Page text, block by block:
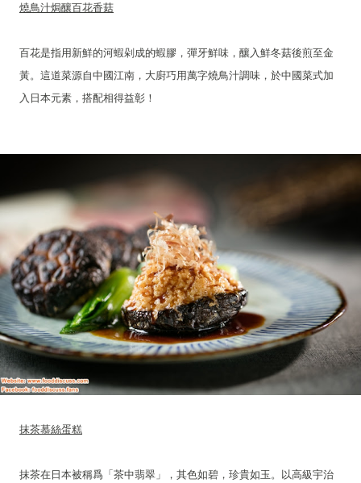
燒鳥汁焗釀百花香菇
百花是指用新鮮的河蝦剁成的蝦膠，彈牙鮮味，釀入鮮冬菇後煎至金
黃。這道菜源自中國江南，大廚巧用萬字燒鳥汁調味，於中國菜式加
入日本元素，搭配相得益彰！
抹茶慕絲蛋糕
抹茶在日本被稱爲「茶中翡翠」，其色如碧，珍貴如玉。以高級宇治